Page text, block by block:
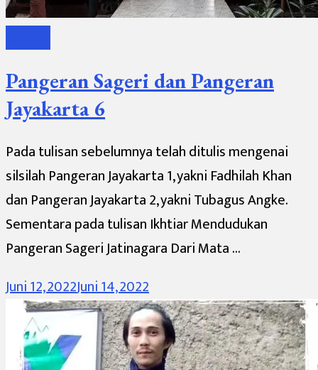
Pangeran Sageri dan Pangeran
Jayakarta 6
Pada tulisan sebelumnya telah ditulis mengenai
silsilah Pangeran Jayakarta 1, yakni Fadhilah Khan
dan Pangeran Jayakarta 2, yakni Tubagus Angke.
Sementara pada tulisan Ikhtiar Mendudukan
Pangeran Sageri Jatinagara Dari Mata …
Juni 12, 2022Juni 14, 2022